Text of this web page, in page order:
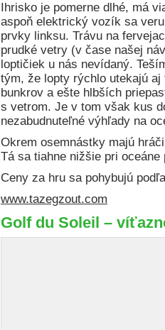
Ihrisko je pomerne dlhé, má
aspoň elektrický vozík sa
prvky linksu. Trávu na
prudké vetry (v čase našej
loptičiek u nás nevídaný.
tým, že lopty rýchlo utekajú
bunkrov a ešte hlbších
s vetrom. Je v tom však kus
nezabudnuteľné výhľady na
Okrem osemnástky majú
Tá sa tiahne nižšie pri
Ceny za hru sa pohybujú
www.tazegzout.com
Golf du Soleil –